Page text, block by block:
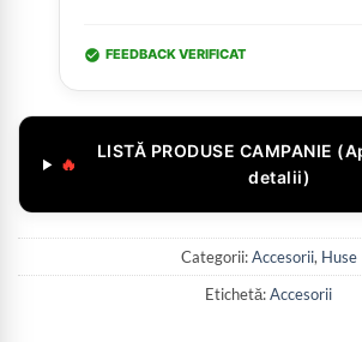
FEEDBACK VERIFICAT
🔥
LISTĂ PRODUSE CAMPANIE
detalii)
Categorii:Accesorii, Huse
Etichetă:Accesorii